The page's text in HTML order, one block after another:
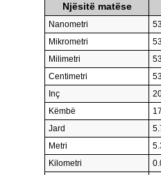
Njësitë matëse
Nanometri
Mikrometri
Milimetri
Centimetri
Inç
Këmbë
Jard
Metri
Kilometri